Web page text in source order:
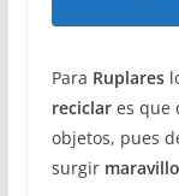
Para Ruplares
reciclar es que
objetos, pues
surgir